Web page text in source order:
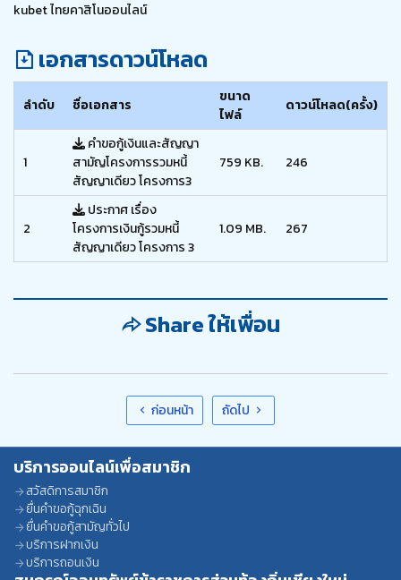
kubet ไทยคาสิโนออนไลน์
เอกสารดาวน์โหลด
ลำดับ ชื่อเอกสาร
ขนาด
ไฟล์
ดาวน์โหลด(ครั้ง)
1
คำขอกู้เงินและสัญญา
สามัญโครงการรวมหนี้
สัญญาเดียว โครงการ3
759 KB. 246
2
ประกาศ เรื่อง
โครงการเงินกู้รวมหนี้
สัญญาเดียว โครงการ 3
1.09 MB. 267
Share ให้เพื่อน
ก่อนหน้า ถัดไป
บริการออนไลน์เพื่อสมาชิก
สวัสดิการสมาชิก
ยื่นคำขอกู้ฉุกเฉิน
ยื่นคำขอกู้สามัญทั่วไป
บริการฝากเงิน
บริการถอนเงิน